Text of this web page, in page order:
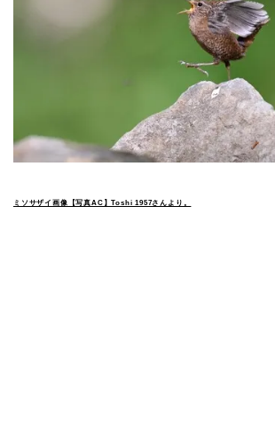
ミソサザイ画像【写真AC】Toshi 1957さんより。